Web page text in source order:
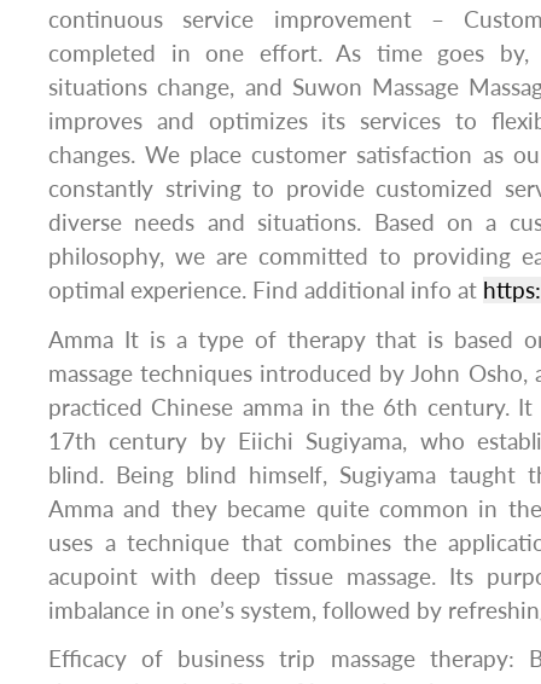
continuous service improvement –
completed in one effort. As time goes by,
situations change, and Suwon Massage
improves and optimizes its services to
changes. We place customer satisfaction as
constantly striving to provide customized
diverse needs and situations. Based on a
philosophy, we are committed to providing
optimal experience. Find additional info at
Amma It is a type of therapy that is based
massage techniques introduced by John
practiced Chinese amma in the 6th century.
17th century by Eiichi Sugiyama, who
blind. Being blind himself, Sugiyama taught
Amma and they became quite common in
uses a technique that combines the
acupoint with deep tissue massage. Its
imbalance in one’s system, followed by
Efficacy of business trip massage therapy: